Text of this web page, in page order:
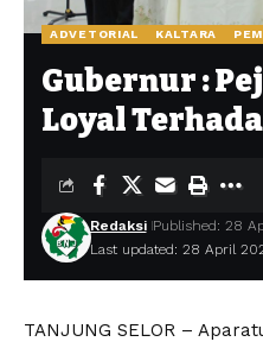
ADVETORIAL KALTARA
Gubernur :
Loyal
Last updated: 28 April
Redaksi Published: 28
TANJUNG SELOR –